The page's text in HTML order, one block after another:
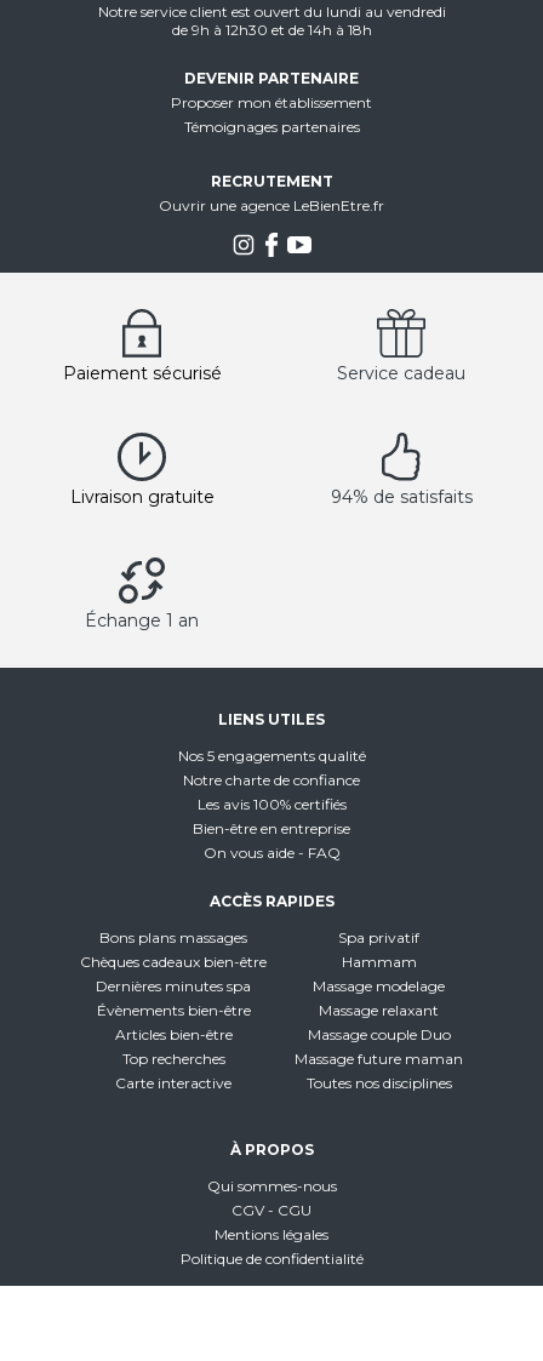
Notre service client est ouvert du lundi au vendredi
de 9h à 12h30 et de 14h à 18h
DEVENIR PARTENAIRE
Proposer mon établissement
Témoignages partenaires
RECRUTEMENT
Ouvrir une agence LeBienEtre.fr
Paiement sécurisé Service cadeau
Livraison gratuite 94% de satisfaits
Échange 1 an
LIENS UTILES
Nos 5 engagements qualité
Notre charte de confiance
Les avis 100% certifiés
Bien-être en entreprise
On vous aide - FAQ
ACCÈS RAPIDES
Bons plans massages
Chèques cadeaux bien-être
Dernières minutes spa
Évènements bien-être
Articles bien-être
Top recherches
Carte interactive
Spa privatif
Hammam
Massage modelage
Massage relaxant
Massage couple Duo
Massage future maman
Toutes nos disciplines
À PROPOS
Qui sommes-nous
CGV - CGU
Mentions légales
Politique de confidentialité